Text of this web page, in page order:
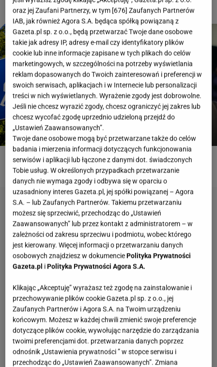
ROZWIĄŻ QUIZ
oraz jej Zaufani Partnerzy, w tym [676] Zaufanych Partnerów
IAB, jak również Agora S.A. będąca spółką powiązaną z
Gazeta.pl sp. z o.o., będą przetwarzać Twoje dane osobowe
takie jak adresy IP, adresy e-mail czy identyfikatory plików
cookie lub inne informacje zapisane w tych plikach do celów
marketingowych, w szczególności na potrzeby wyświetlania
reklam dopasowanych do Twoich zainteresowań i preferencji w
swoich serwisach, aplikacjach i w Internecie lub personalizacji
treści w nich wyświetlanych. Wyrażenie zgody jest dobrowolne.
Jeśli nie chcesz wyrazić zgody, chcesz ograniczyć jej zakres lub
chcesz wycofać zgodę uprzednio udzieloną przejdź do
„Ustawień Zaawansowanych”.
Twoje dane osobowe mogą być przetwarzane także do celów
badania i mierzenia informacji dotyczących funkcjonowania
serwisów i aplikacji lub łączone z danymi dot. świadczonych
Tobie usług. W określonych przypadkach przetwarzanie
danych nie wymaga zgody i odbywa się w oparciu o
uzasadniony interes Gazeta.pl, jej spółki powiązanej – Agora
S.A. – lub Zaufanych Partnerów. Takiemu przetwarzaniu
możesz się sprzeciwić, przechodząc do „Ustawień
Zaawansowanych” lub przez kontakt z administratorem – w
zależności od zakresu sprzeciwu i podmiotu, wobec którego
jest kierowany. Więcej informacji o przetwarzaniu danych
osobowych znajdziesz w dokumencie Polityka Prywatności
Gazeta.pl i Polityka Prywatności Agora S.A.
Klikając „Akceptuję” wyrażasz też zgodę na zainstalowanie i
przechowywanie plików cookie Gazeta.pl sp. z o.o., jej
Zaufanych Partnerów i Agora S.A. na Twoim urządzeniu
końcowym. Możesz w każdej chwili zmienić swoje preferencje
dotyczące plików cookie, wywołując narzędzie do zarządzania
twoimi preferencjami dot. przetwarzania danych poprzez
odnośnik „Ustawienia prywatności ” w stopce serwisu i
przechodząc do „Ustawień Zaawansowanych”. Zmiana